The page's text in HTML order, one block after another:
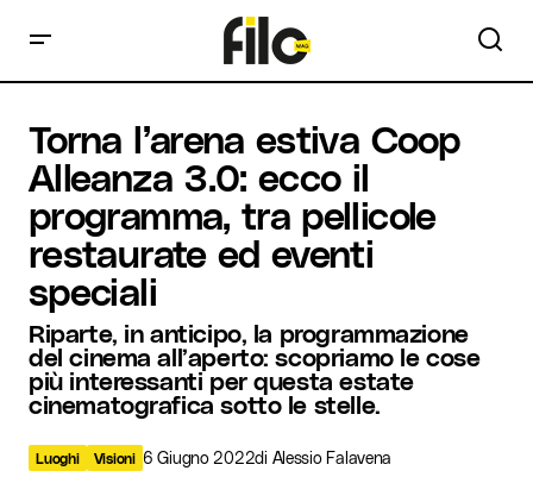
tra pellicole restaurate ed eventi speciali
Torna l’arena estiva Coop
Alleanza 3.0: ecco il
programma, tra pellicole
restaurate ed eventi
speciali
Riparte, in anticipo, la programmazione
del cinema all’aperto: scopriamo le cose
più interessanti per questa estate
cinematografica sotto le stelle.
Luoghi Visioni 6 Giugno 2022di Alessio Falavena